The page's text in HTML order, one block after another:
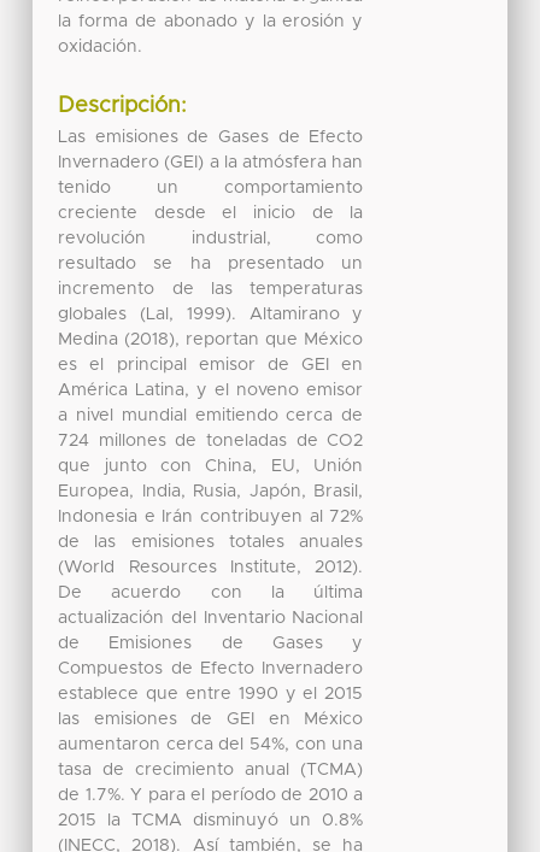
la forma de abonado y la erosión y
oxidación.
Descripción:
Las emisiones de Gases de Efecto
Invernadero (GEI) a la atmósfera han
tenido un comportamiento
creciente desde el inicio de la
revolución industrial, como
resultado se ha presentado un
incremento de las temperaturas
globales (Lal, 1999). Altamirano y
Medina (2018), reportan que México
es el principal emisor de GEI en
América Latina, y el noveno emisor
a nivel mundial emitiendo cerca de
724 millones de toneladas de CO2
que junto con China, EU, Unión
Europea, India, Rusia, Japón, Brasil,
Indonesia e Irán contribuyen al 72%
de las emisiones totales anuales
(World Resources Institute, 2012).
De acuerdo con la última
actualización del Inventario Nacional
de Emisiones de Gases y
Compuestos de Efecto Invernadero
establece que entre 1990 y el 2015
las emisiones de GEI en México
aumentaron cerca del 54%, con una
tasa de crecimiento anual (TCMA)
de 1.7%. Y para el período de 2010 a
2015 la TCMA disminuyó un 0.8%
(INECC, 2018). Así también, se ha